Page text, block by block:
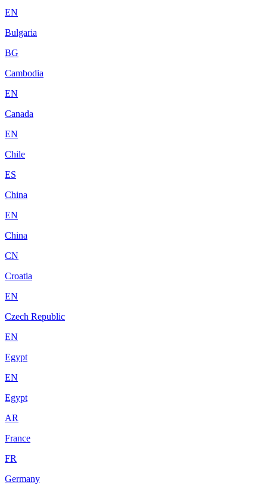
EN
Bulgaria
BG
Cambodia
EN
Canada
EN
Chile
ES
China
EN
China
CN
Croatia
EN
Czech Republic
EN
Egypt
EN
Egypt
AR
France
FR
Germany